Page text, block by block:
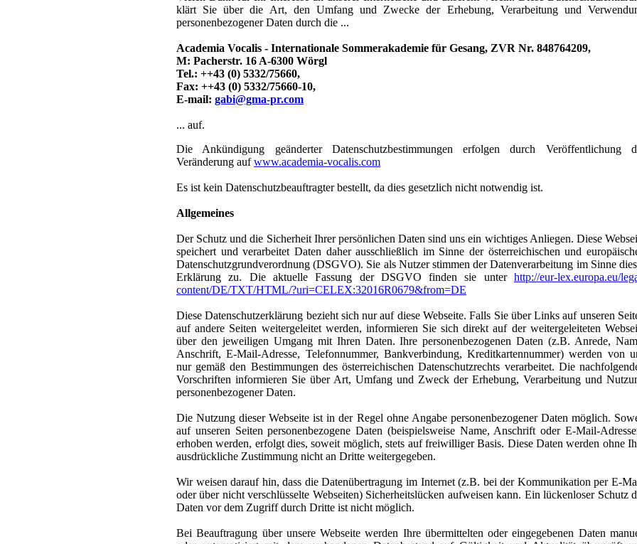
klärt Sie über die Art, den Umfang und Zwecke der Erhebung, Verarbeitung und
personenbezogener Daten durch die ...
Academia Vocalis - Internationale Sommerakademie für Gesang, ZVR Nr. 848764209,
M: Pacherstr. 16 A-6300 Wörgl
Tel.: ++43 (0) 5332/75660,
Fax: ++43 (0) 5332/75660-10,
E-mail: gabi@gma-pr.com
... auf.
Die Ankündigung geänderter Datenschutzbestimmungen erfolgen durch Veröffentlichung
Veränderung aufwww.academia-vocalis.com
Es ist kein Datenschutzbeauftragter bestellt, da dies gesetzlich nicht notwendig ist.
Allgemeines
Der Schutz und die Sicherheit Ihrer persönlichen Daten sind uns ein wichtiges Anliegen. Diese
speichert und verarbeitet Daten daher ausschließlich im Sinne der österreichischen und
Datenschutzgrundverordnung (DSGVO). Sie als Nutzer stimmen der Datenverarbeitung im Sinne
Erklärung zu. Die aktuelle Fassung der DSGVO finden sie unter http://eur-lex.europa.eu/
content/DE/TXT/HTML/?uri=CELEX:32016R0679&from=DE
Diese Datenschutzerklärung bezieht sich nur auf diese Webseite. Falls Sie über Links auf unseren
auf andere Seiten weitergeleitet werden, informieren Sie sich direkt auf der weitergeleiteten
über den jeweiligen Umgang mit Ihren Daten. Ihre personenbezogenen Daten (z.B. Anrede,
Anschrift, E-Mail-Adresse, Telefonnummer, Bankverbindung, Kreditkartennummer) werden von
nur gemäß den Bestimmungen des österreichischen Datenschutzrechts verarbeitet. Die
Vorschriften informieren Sie über Art, Umfang und Zweck der Erhebung, Verarbeitung und
personenbezogener Daten.
Die Nutzung dieser Webseite ist in der Regel ohne Angabe personenbezogener Daten möglich.
auf unseren Seiten personenbezogene Daten (beispielsweise Name, Anschrift oder E-Mail-
erhoben werden, erfolgt dies, soweit möglich, stets auf freiwilliger Basis. Diese Daten werden ohne
ausdrückliche Zustimmung nicht an Dritte weitergegeben.
Wir weisen darauf hin, dass die Datenübertragung im Internet (z.B. bei der Kommunikation per E-
oder über nicht verschlüsselte Webseiten) Sicherheitslücken aufweisen kann. Ein lückenloser Schutz
Daten vor dem Zugriff durch Dritte ist nicht möglich.
Bei Beauftragung über unsere Webseite werden Ihre übermittelten oder eingegebenen Daten